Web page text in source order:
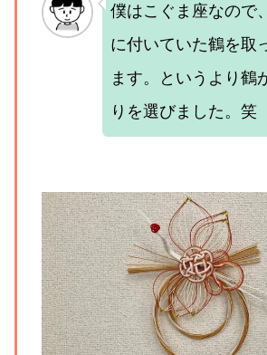
僕はこぐま座なので
に付いていた鶴を取
ます。というより鶴
りを選びました。笑